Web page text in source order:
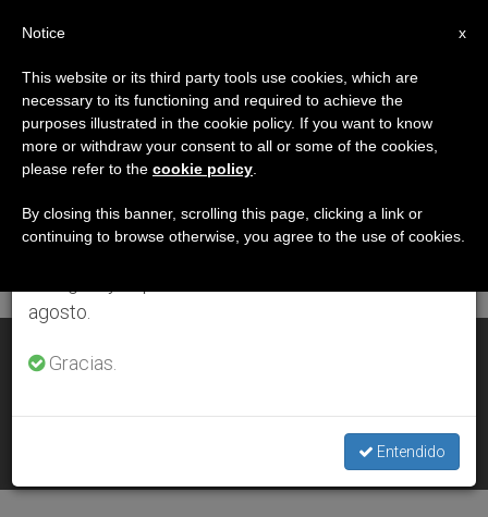
DÍA
Septiembre 12th, 2005
ÚLTIMAS NOTICIAS
SEP 12, 2005 00:00
×
Aviso importante
Del 27 de julio al 7 de agosto haremos la pausa
anual, aprovechando que en el periodo de verano
se generan menos informaciones y también el
agosto.
Gracias.
Entendido
x
Notice
This website or its third party tools use cookies, which are
necessary to its functioning and required to achieve the
purposes illustrated in the cookie policy. If you want to know
more or withdraw your consent to all or some of the cookies,
please refer to the cookie policy
By closing this banner, scrolling this page, clicking a link or
continuing to browse otherwise, you agree to the use of cookies.